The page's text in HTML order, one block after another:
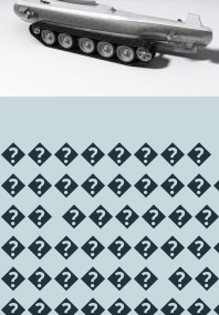
��������
��
������